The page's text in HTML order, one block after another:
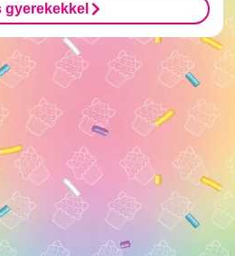
gyerekekkel